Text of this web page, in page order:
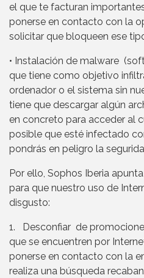
el que te facturan
ponerse en contacto con la
solicitar que bloqueen ese
• Instalación de malware
que tiene como objetivo
ordenador o el sistema sin
tiene que descargar algún
en concreto para acceder al
posible que esté infectado
pondrás en peligro la
Por ello, Sophos Iberia
para que nuestro uso de
disgusto:
1. Desconfiar de
que se encuentren por
ponerse en contacto con la
realiza una búsqueda